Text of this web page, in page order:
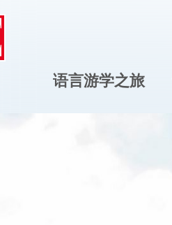
语言游学之旅